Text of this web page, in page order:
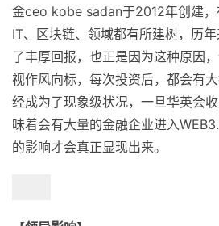
金ceo kobe sadan于2012年创建，
IT、区块链、领域都有所建树，历
了丰厚回报，也正是因为这种原因
视作风向标，每次投资后，都会有
经成为了现象级状况，一旦华英会
味着会有大量的金融企业进入
的影响才会真正显现出来。